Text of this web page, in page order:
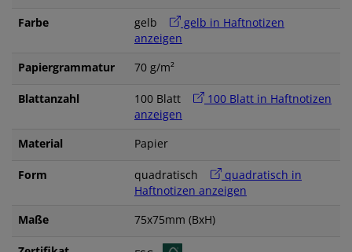
Farbe gelb
gelb in Haftnotizen
anzeigen
Papiergrammatur
70 g/m²
Blattanzahl 100 Blatt
100 Blatt in Haftnotizen
anzeigen
Material
Papier
Form quadratisch
quadratisch in
Haftnotizen anzeigen
Maße
75x75mm (BxH)